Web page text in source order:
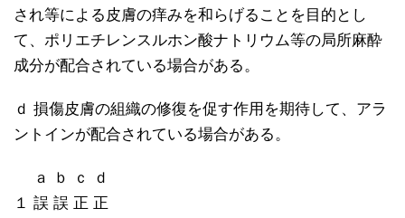
され等による皮膚の痒みを和らげることを目的とし
て、ポリエチレンスルホン酸ナトリウム等の局所麻酔
成分が配合されている場合がある。
ｄ 損傷皮膚の組織の修復を促す作用を期待して、アラ
ントインが配合されている場合がある。
ａ ｂ ｃ ｄ
１ 誤 誤 正 正